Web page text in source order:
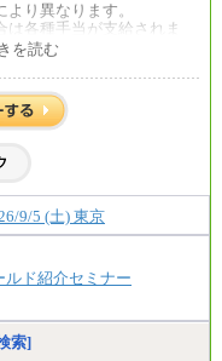
り異なります。
各種手当が支給されま
ます。
各種手当が支給されま
ございません
を読む
9/5 (土) 東京
ルド紹介セミナー
索]